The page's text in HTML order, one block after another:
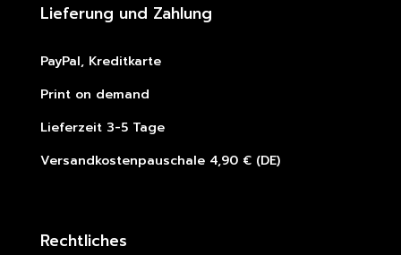
Lieferung und Zahlung
PayPal, Kreditkarte
Print on demand
Lieferzeit 3-5 Tage
Versandkostenpauschale 4,90 € (DE)
Rechtliches